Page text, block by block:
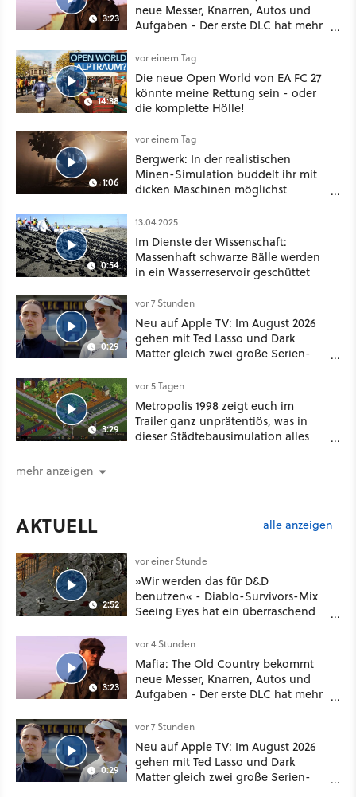
3:23
neue Messer, Knarren, Autos und
Aufgaben - Der erste DLC hat mehr
14:38
vor einem Tag
Die neue Open World von EA FC 27
könnte meine Rettung sein - oder
die komplette Hölle!
1:06
vor einem Tag
Bergwerk: In der realistischen
Minen-Simulation buddelt ihr mit
dicken Maschinen möglichst
0:54
13.04.2025
Im Dienste der Wissenschaft:
Massenhaft schwarze Bälle werden
in ein Wasserreservoir geschüttet
0:29
vor 7 Stunden
Neu auf Apple TV: Im August 2026
gehen mit Ted Lasso und Dark
Matter gleich zwei große Serien-
3:29
vor 5 Tagen
Metropolis 1998 zeigt euch im
Trailer ganz unprätentiös, was in
dieser Städtebausimulation alles
mehr anzeigen
AKTUELL alle anzeigen
2:52
vor einer Stunde
»Wir werden das für D&D
benutzen« - Diablo-Survivors-Mix
Seeing Eyes hat ein überraschend
3:23
vor 4 Stunden
Mafia: The Old Country bekommt
neue Messer, Knarren, Autos und
Aufgaben - Der erste DLC hat mehr
0:29
vor 7 Stunden
Neu auf Apple TV: Im August 2026
gehen mit Ted Lasso und Dark
Matter gleich zwei große Serien-